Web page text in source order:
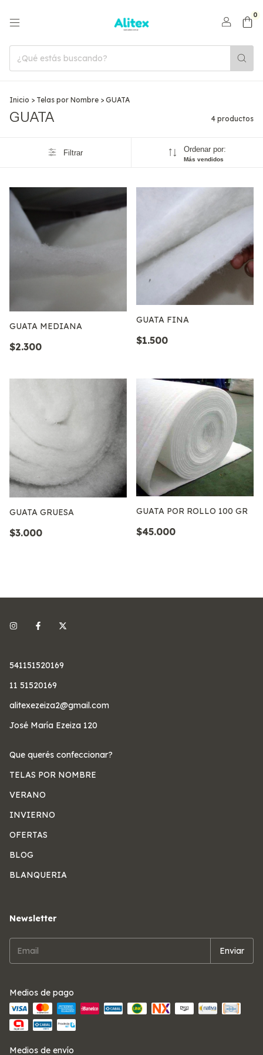
0
Inicio > Telas por Nombre > GUATA
GUATA 4 productos
Filtrar Ordenar por:
Más vendidos
GUATA MEDIANA
$2.300
GUATA FINA
$1.500
GUATA GRUESA
$3.000
GUATA POR ROLLO 100 GR
$45.000
541151520169
11 51520169
alitexezeiza2@gmail.com
José María Ezeiza 120
Que querés confeccionar?
TELAS POR NOMBRE
VERANO
INVIERNO
OFERTAS
BLOG
BLANQUERIA
Newsletter
Medios de pago
Medios de envío